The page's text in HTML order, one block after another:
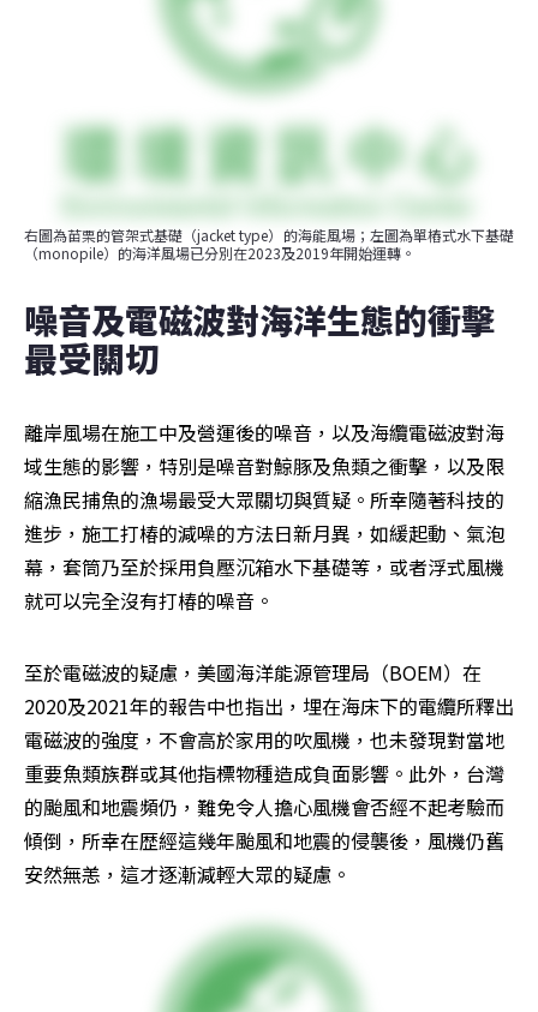
右圖為苗栗的管架式基礎（jacket type）的海能風場；左圖為單樁式水下基礎
（monopile）的海洋風場已分別在2023及2019年開始運轉。
噪音及電磁波對海洋生態的衝擊
最受關切
離岸風場在施工中及營運後的噪音，以及海纜電磁波對海
域生態的影響，特別是噪音對鯨豚及魚類之衝擊，以及限
縮漁民捕魚的漁場最受大眾關切與質疑。所幸隨著科技的
進步，施工打椿的減噪的方法日新月異，如緩起動、氣泡
幕，套筒乃至於採用負壓沉箱水下基礎等，或者浮式風機
就可以完全沒有打椿的噪音。
至於電磁波的疑慮，美國海洋能源管理局（BOEM）在
2020及2021年的報告中也指出，埋在海床下的電纜所釋出
電磁波的強度，不會高於家用的吹風機，也未發現對當地
重要魚類族群或其他指標物種造成負面影響。此外，台灣
的颱風和地震頻仍，難免令人擔心風機會否經不起考驗而
傾倒，所幸在歴經這幾年颱風和地震的侵襲後，風機仍舊
安然無恙，這才逐漸減輕大眾的疑慮。